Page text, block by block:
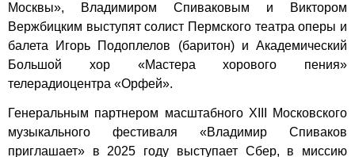
Москвы», Владимиром Спиваковым и Виктором
Вержбицким выступят солист Пермского театра оперы и
балета Игорь Подоплелов (баритон) и Академический
Большой хор «Мастера хорового пения»
телерадиоцентра «Орфей».
Генеральным партнером масштабного XIII Московского
музыкального фестиваля «Владимир Спиваков
приглашает» в 2025 году выступает Сбер, в миссию